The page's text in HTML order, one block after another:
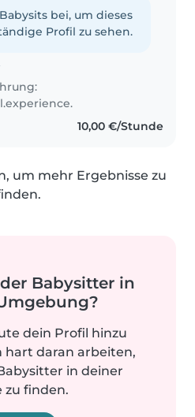
die gerne mit
Grundschülern
bei, um dieses
Profil zu sehen.
10,00 €/Stunde
um mehr Ergebnisse zu
Babysitter in
dein Profil hinzu
hart daran arbeiten,
in deiner
zu finden.